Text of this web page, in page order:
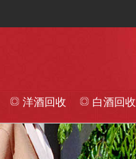
洋酒回收 白酒回收